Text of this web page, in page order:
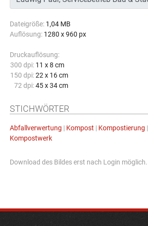
Dateigröße: 1,04 MB
Auflösung: 1280 x 960 px
Druckauflösung:
300 dpi: 11 x 8 cm
150 dpi: 22 x 16 cm
72 dpi: 45 x 34 cm
STICHWÖRTER
Abfallverwertung | Kompost | Kompostierung |
Kompostwerk
Download des Bildes erst nach Login möglich.